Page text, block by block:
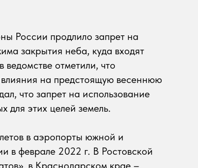
России продлило запрет на
закрытия неба, куда входят
отметили, что
на предстоящую весеннюю
что запрет на использование
для этих целей земель.
в аэропорты южной и
в феврале 2022 г. В Ростовской
в Краснодарском крае –